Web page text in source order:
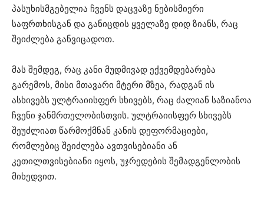
პასუხისმგებელია ჩვენს დაცვაზე ნებისმიერი
საფრთხისგან და განიცდის ყველაზე დიდ ზიანს, რაც
შეიძლება განვიცადოთ.
მას შემდეგ, რაც კანი მუდმივად ექვემდებარება
გარემოს, მისი მთავარი მტერი მზეა, რადგან ის
ასხივებს ულტრაიისფერ სხივებს, რაც ძალიან საზიანოა
ჩვენი ჯანმრთელობისთვის. ულტრაიისფერ სხივებს
შეუძლიათ წარმოქმნან კანის დეფორმაციები,
რომლებიც შეიძლება ავთვისებიანი ან
კეთილთვისებიანი იყოს, უჯრედების შემადგენლობის
მიხედვით.